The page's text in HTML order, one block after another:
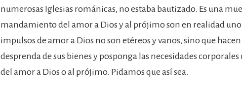
numerosas Iglesias románicas, no estaba bautizado. Es una
mandamiento del amor a Dios y al prójimo son en realidad uno
impulsos de amor a Dios no son etéreos y vanos, sino que
desprenda de sus bienes y posponga las necesidades
del amor a Dios o al prójimo. Pidamos que así sea.